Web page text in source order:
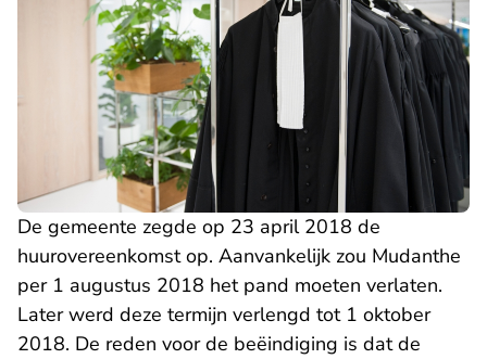
De gemeente zegde op 23 april 2018 de
huurovereenkomst op. Aanvankelijk zou Mudanthe
per 1 augustus 2018 het pand moeten verlaten.
Later werd deze termijn verlengd tot 1 oktober
2018. De reden voor de beëindiging is dat de